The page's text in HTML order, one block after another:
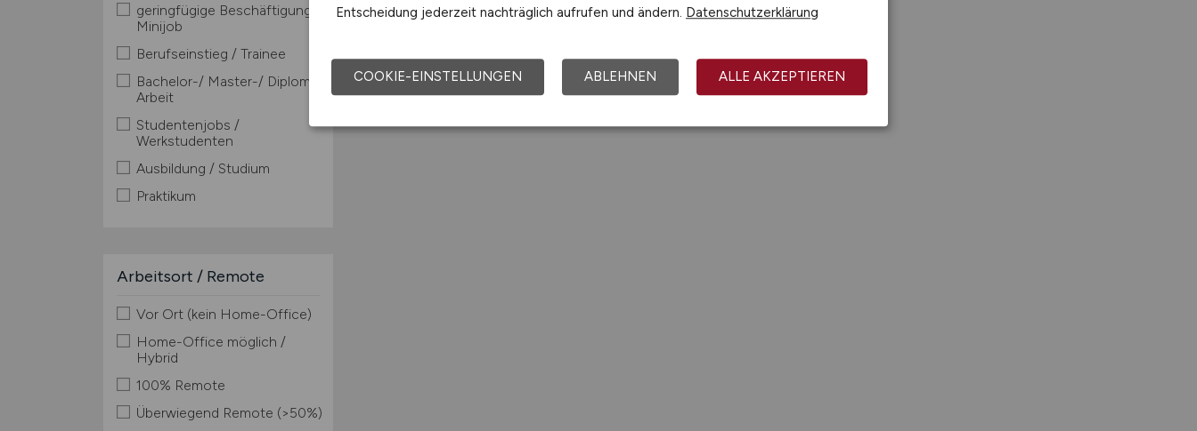
geringfügige Beschäftigung /
Minijob
Berufseinstieg / Trainee
Bachelor-/ Master-/ Diplom-
Arbeit
Studentenjobs /
Werkstudenten
Ausbildung / Studium
Praktikum
Arbeitsort / Remote
Vor Ort (kein Home-Office)
Home-Office möglich /
Hybrid
100% Remote
Überwiegend Remote (>50%)
Entscheidung jederzeit nachträglich aufrufen und ändern. Datenschutzerklärung
COOKIE-EINSTELLUNGEN ABLEHNEN ALLE AKZEPTIEREN